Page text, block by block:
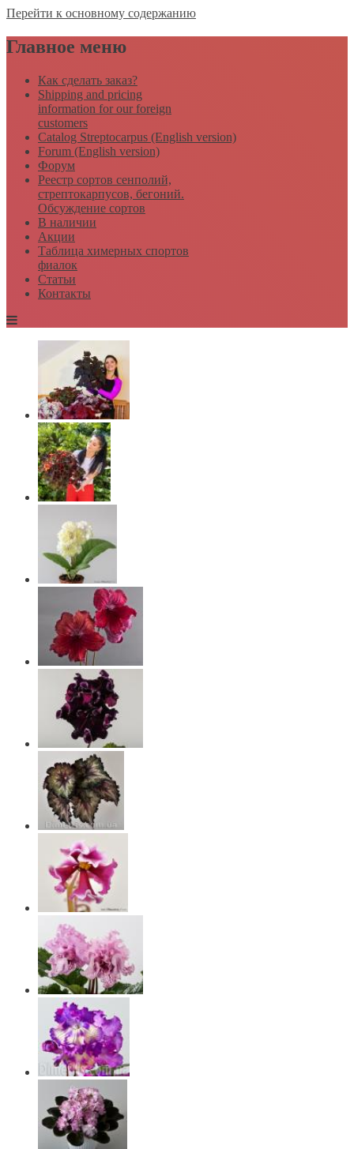
Перейти к основному содержанию
Главное меню
Как сделать заказ?
Shipping and pricing
information for our foreign
customers
Catalog Streptocarpus (English version)
Forum (English version)
Форум
Реестр сортов сенполий,
стрептокарпусов, бегоний.
Обсуждение сортов
В наличии
Акции
Таблица химерных спортов
фиалок
Статьи
Контакты